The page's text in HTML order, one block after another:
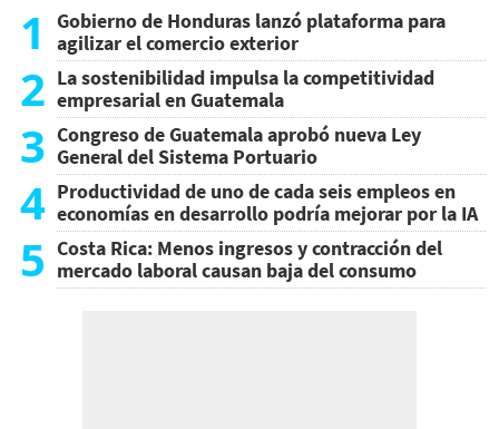
1
Gobierno de Honduras lanzó plataforma para
agilizar el comercio exterior
2 La sostenibilidad impulsa la competitividad
empresarial en Guatemala
3 Congreso de Guatemala aprobó nueva Ley
General del Sistema Portuario
4 Productividad de uno de cada seis empleos en
economías en desarrollo podría mejorar por la IA
5 Costa Rica: Menos ingresos y contracción del
mercado laboral causan baja del consumo